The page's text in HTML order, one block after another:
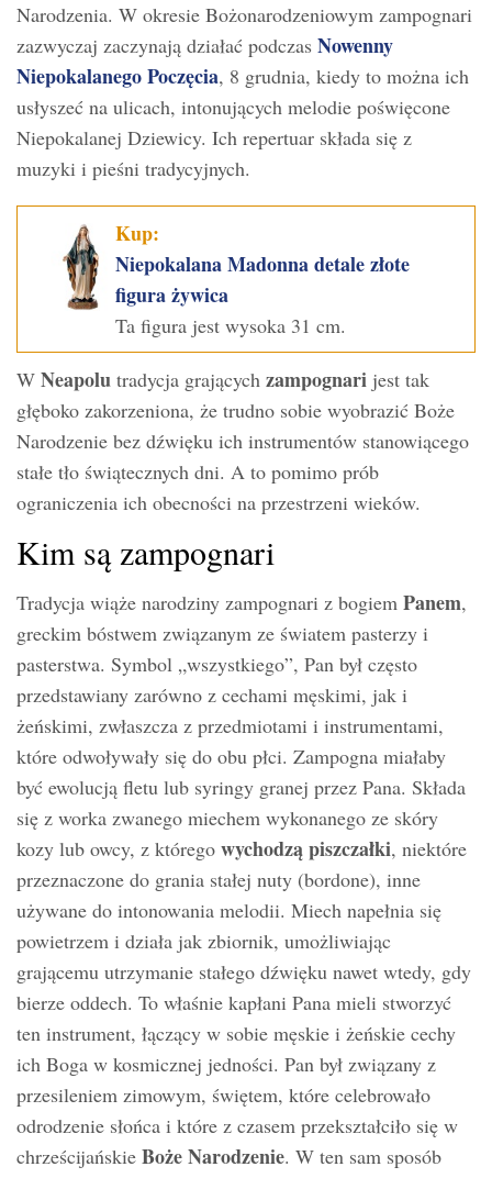
Narodzenia. W okresie Bożonarodzeniowym zampognari
zazwyczaj zaczynają działać podczas Nowenny
Niepokalanego Poczęcia, 8 grudnia, kiedy to można ich
usłyszeć na ulicach, intonujących melodie poświęcone
Niepokalanej Dziewicy. Ich repertuar składa się z
muzyki i pieśni tradycyjnych.
Kup:
Niepokalana Madonna detale złote
figura żywica
Ta figura jest wysoka 31 cm.
W Neapolu tradycja grających zampognari jest tak
głęboko zakorzeniona, że trudno sobie wyobrazić Boże
Narodzenie bez dźwięku ich instrumentów stanowiącego
stałe tło świątecznych dni. A to pomimo prób
ograniczenia ich obecności na przestrzeni wieków.
Kim są zampognari
Tradycja wiąże narodziny zampognari z bogiem Panem,
greckim bóstwem związanym ze światem pasterzy i
pasterstwa. Symbol „wszystkiego”, Pan był często
przedstawiany zarówno z cechami męskimi, jak i
żeńskimi, zwłaszcza z przedmiotami i instrumentami,
które odwoływały się do obu płci. Zampogna miałaby
być ewolucją fletu lub syringy granej przez Pana. Składa
się z worka zwanego miechem wykonanego ze skóry
kozy lub owcy, z którego wychodzą piszczałki, niektóre
przeznaczone do grania stałej nuty (bordone), inne
używane do intonowania melodii. Miech napełnia się
powietrzem i działa jak zbiornik, umożliwiając
grającemu utrzymanie stałego dźwięku nawet wtedy, gdy
bierze oddech. To właśnie kapłani Pana mieli stworzyć
ten instrument, łączący w sobie męskie i żeńskie cechy
ich Boga w kosmicznej jedności. Pan był związany z
przesileniem zimowym, świętem, które celebrowało
odrodzenie słońca i które z czasem przekształciło się w
chrześcijańskie Boże Narodzenie. W ten sam sposób